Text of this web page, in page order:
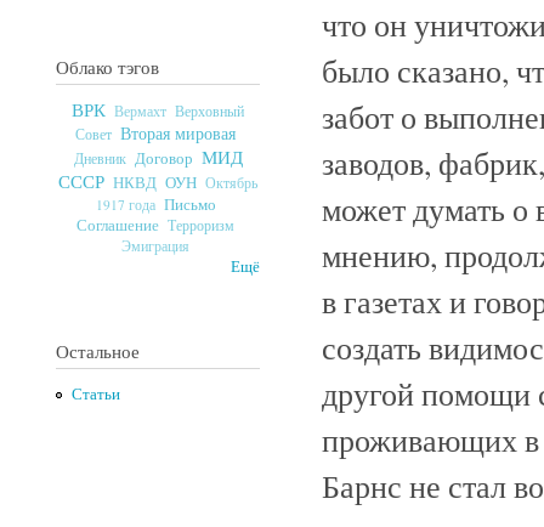
Облако тэгов
ВРК Вермахт Верховный
Совет Вторая мировая
Дневник Договор МИД
СССР НКВД ОУН Октябрь
1917 года Письмо
Соглашение Терроризм
Эмиграция
Ещё
Остальное
Статьи
что он
было сказано,
забот о
заводов,
может думать
мнению,
в газетах и
создать
другой помощи
проживающих в
Барнс не стал